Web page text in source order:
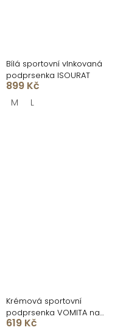
Bílá sportovní vlnkovaná
podprsenka ISOURAT
899 Kč
M L
Krémová sportovní
podprsenka VOMITA na
ramínka
619 Kč